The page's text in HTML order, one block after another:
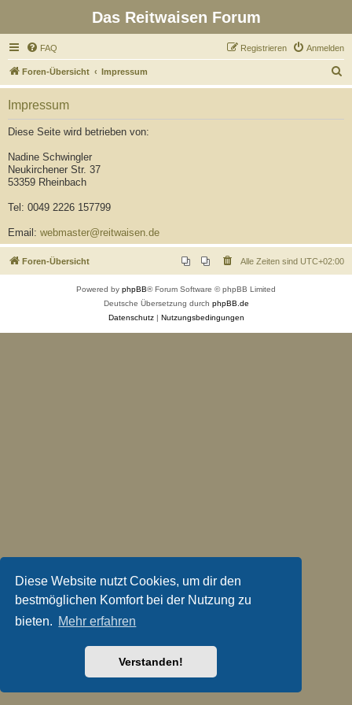
Diese Website nutzt Cookies, um dir den
bestmöglichen Komfort bei der Nutzung zu
bieten. Mehr erfahren
Verstanden!
Das Reitwaisen Forum
FAQ Anmelden
Registrieren
Foren-Übersicht Impressum
u
Impressum
Diese Seite wird betrieben von:
Nadine Schwingler
Neukirchener Str. 37
53359 Rheinbach
Tel: 0049 2226 157799
Email: webmaster@reitwaisen.de
Foren-Übersicht Alle Zeiten sind UTC+02:00
Powered by phpBB® Forum Software © phpBB Limited
Deutsche Übersetzung durch phpBB.de
Datenschutz| Nutzungsbedingungen